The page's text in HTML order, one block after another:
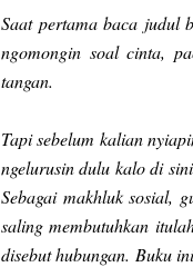
Saat pertama baca judul
ngomongin soal cinta,
tangan.
Tapi sebelum kalian
ngelurusin dulu kalo di
Sebagai makhluk sosial,
saling membutuhkan
disebut hubungan. Buku